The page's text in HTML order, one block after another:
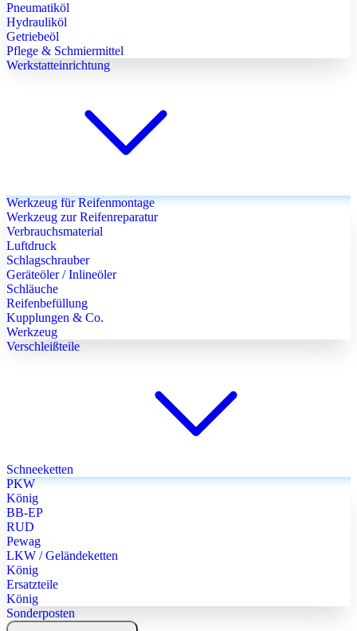
Pneumatiköl
Hydrauliköl
Getriebeöl
Pflege & Schmiermittel
Werkstatteinrichtung
Werkzeug für Reifenmontage
Werkzeug zur Reifenreparatur
Verbrauchsmaterial
Luftdruck
Schlagschrauber
Geräteöler / Inlineöler
Schläuche
Reifenbefüllung
Kupplungen & Co.
Werkzeug
Verschleißteile
Schneeketten
PKW
König
BB-EP
RUD
Pewag
LKW / Geländeketten
König
Ersatzteile
König
Sonderposten